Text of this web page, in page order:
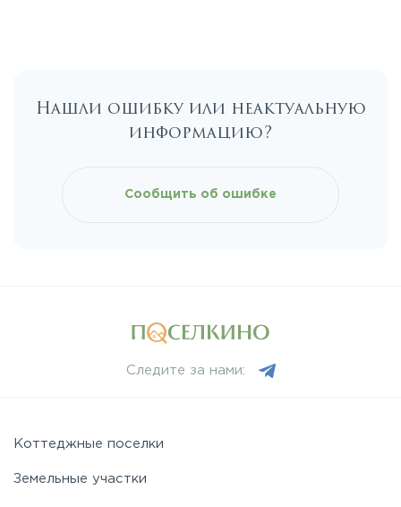
Каширское
Новорижское
Нашли ошибку или неактуальную
информацию?
Сообщить об ошибке
Следите за нами:
Коттеджные поселки
Земельные участки